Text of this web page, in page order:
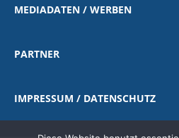
MEDIADATEN / WERBEN
PARTNER
IMPRESSUM / DATENSCHUTZ